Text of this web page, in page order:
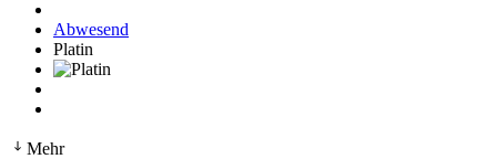
Abwesend
Platin
Mehr